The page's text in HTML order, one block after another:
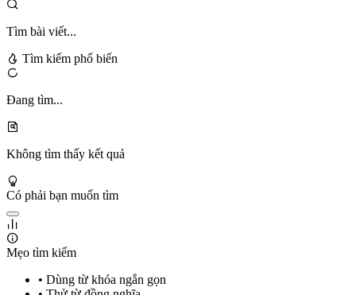
Tìm bài viết...
Tìm kiếm phổ biến
Đang tìm...
Không tìm thấy kết quả
Có phải bạn muốn tìm
Mẹo tìm kiếm
• Dùng từ khóa ngắn gọn